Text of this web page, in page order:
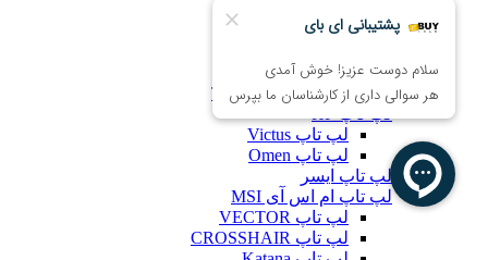
لپ تاپ Legion
لپ تاپ IdeaPad
لپ تاپ ThinkBook
لپ تاپ Victus
لپ تاپ Omen
لپ تاپ ایسر
لپ تاپ ام اس آی MSI
لپ تاپ VECTOR
لپ تاپ CROSSHAIR